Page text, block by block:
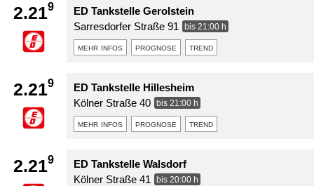
2.219
ED Tankstelle Gerolstein
Sarresdorfer Straße 91
bis 21:00 h
mehr infos prognose trend
2.219
ED Tankstelle Hillesheim
Kölner Straße 40
bis 21:00 h
mehr infos prognose trend
2.219
ED Tankstelle Walsdorf
Kölner Straße 41
bis 20:00 h